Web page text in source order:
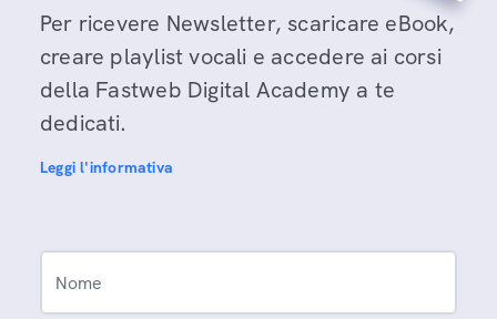
Per ricevere Newsletter, scaricare eBook,
creare playlist vocali e accedere ai corsi
della Fastweb Digital Academy a te
dedicati.
Leggi l'informativa
Nome